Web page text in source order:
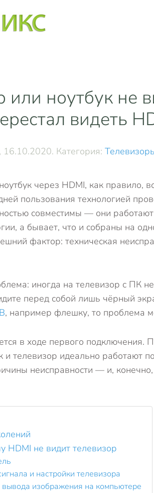
ноутбук не
видеть
, 16.10.2020. Категория:
через HDMI, как правило,
пользования технологией
совместимы — они
а бывает, что и собраны на
фактор: техническая
иногда на телевизор с ПК
перед собой лишь чёрный
, например флешку, то проблема
в ходе первого
телевизор идеально работают
неисправности — и,
HDMI не видит телевизор
и настройки телевизора
изображения на компьютере